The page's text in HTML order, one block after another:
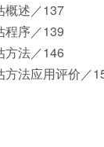
概述／137
程序／139
方法／146
法应用评价／